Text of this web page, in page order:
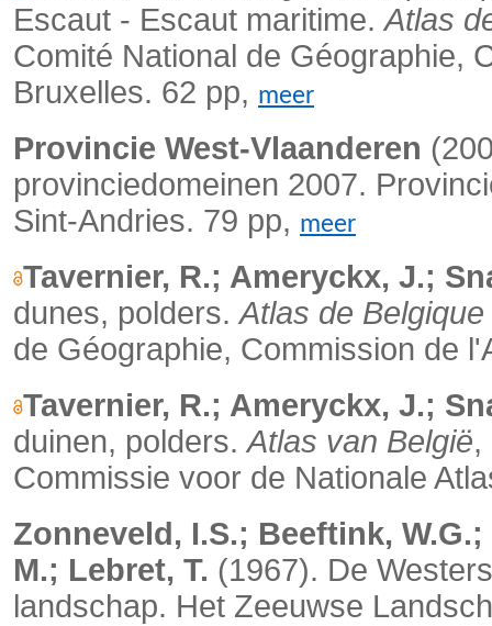
Escaut - Escaut maritime.Atlas
Comité National de Géographie,
Bruxelles. 62 pp, meer
Provincie West-Vlaanderen
provinciedomeinen 2007.
Sint-Andries. 79 pp, meer
Tavernier, R.; Ameryckx, J.;
dunes, polders.Atlas de
de Géographie, Commission de
Tavernier, R.; Ameryckx, J.;
duinen, polders.Atlas van België,
Commissie voor de Nationale
Zonneveld, I.S.; Beeftink,
M.; Lebret, T. (1967). De
landschap. Het Zeeuwse